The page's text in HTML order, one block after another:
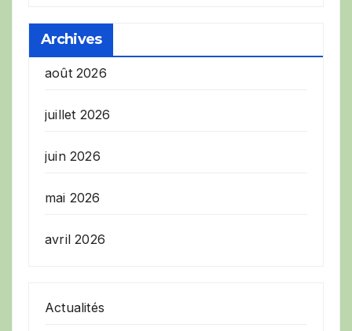
Archives
août 2026
juillet 2026
juin 2026
mai 2026
avril 2026
Actualités